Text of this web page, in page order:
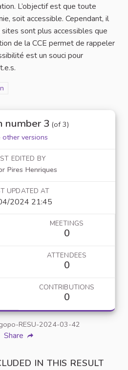
L’objectif est que toute
soit accessible. Cependant, il
sont plus accessibles que
de la CCE permet de rappeler
est un souci pour
Sexisme et inclusion
number 3 (of 3)
other versions
EDITED BY
Pires Henriques
UPDATED AT
2024 21:45
MEETINGS
0
ATTENDEES
0
CONTRIBUTIONS
0
RESU-2024-03-42
Share
IN THIS RESULT